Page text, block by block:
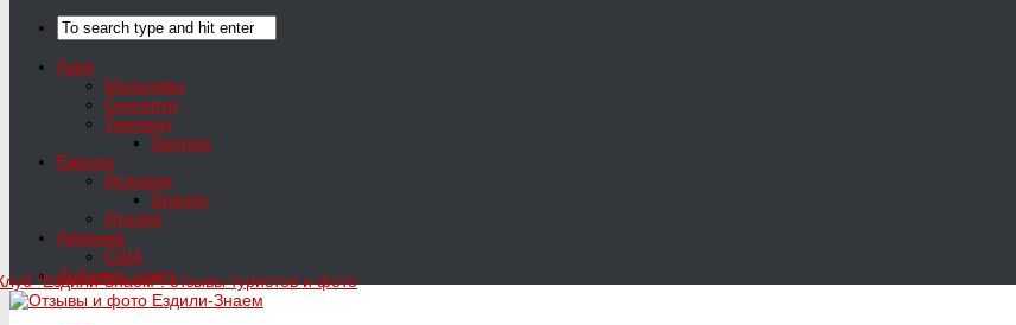
Азия
Мальдивы
Сингапур
Таиланд
Бангкок
Европа
Испания
Бланес
Италия
Америка
США
Добавить отчет